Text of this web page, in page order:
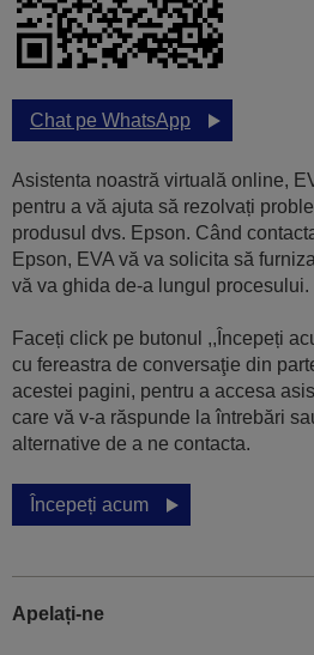
Chat pe WhatsApp
Asistenta noastră virtuală online,
pentru a vă ajuta să rezolvați
produsul dvs. Epson. Când
Epson, EVA vă va solicita să
vă va ghida de-a lungul procesului.
Faceți click pe butonul ,,Începeți
cu fereastra de conversaţie din
acestei pagini, pentru a accesa
care vă v-a răspunde la întrebări
alternative de a ne contacta.
Începeți acum
Apelați-ne